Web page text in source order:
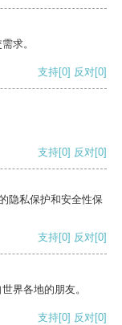
求。
支持[0] 反对[0]
支持[0] 反对[0]
隐私保护和安全性保
支持[0] 反对[0]
界各地的朋友。
支持[0] 反对[0]